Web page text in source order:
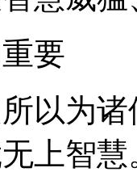
要
为诸
上智